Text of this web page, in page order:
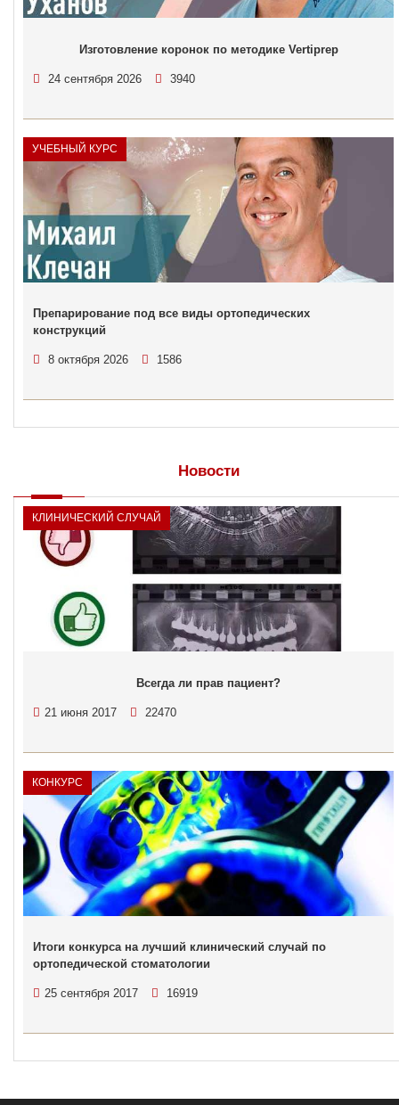
Изготовление коронок по методике Vertiprep
24 сентября 2026 3940
УЧЕБНЫЙ КУРС
Препарирование под все виды ортопедических
конструкций
8 октября 2026 1586
Новости
КЛИНИЧЕСКИЙ СЛУЧАЙ
Всегда ли прав пациент?
21 июня 2017 22470
КОНКУРС
Итоги конкурса на лучший клинический случай по
ортопедической стоматологии
25 сентября 2017 16919